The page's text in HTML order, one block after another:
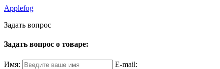
Applefog
Задать вопрос
Задать вопрос о товаре:
Имя:
E-mail: